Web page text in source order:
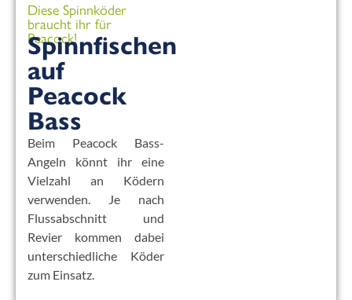
Diese Spinnköder
braucht ihr für
Peacock!
Spinnfischen
auf
Peacock
Bass
Beim Peacock Bass-
Angeln könnt ihr eine
Vielzahl an Ködern
verwenden. Je nach
Flussabschnitt und
Revier kommen dabei
unterschiedliche Köder
zum Einsatz.